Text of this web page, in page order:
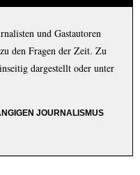
und Gastautoren
den Fragen der Zeit. Zu
dargestellt oder unter
JOURNALISMUS